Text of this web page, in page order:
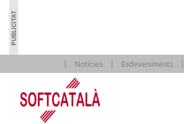
Notícies Esdeveniments